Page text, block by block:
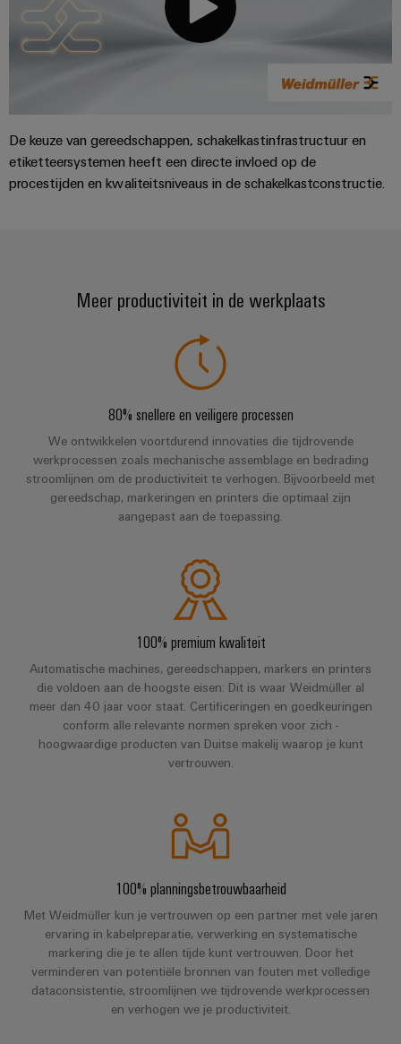
De keuze van gereedschappen, schakelkastinfrastructuur en
etiketteersystemen heeft een directe invloed op de
procestijden en kwaliteitsniveaus in de schakelkastconstructie.
Meer productiviteit in de werkplaats
80% snellere en veiligere processen
We ontwikkelen voortdurend innovaties die tijdrovende
werkprocessen zoals mechanische assemblage en bedrading
stroomlijnen om de productiviteit te verhogen. Bijvoorbeeld met
gereedschap, markeringen en printers die optimaal zijn
aangepast aan de toepassing.
100% premium kwaliteit
Automatische machines, gereedschappen, markers en printers
die voldoen aan de hoogste eisen: Dit is waar Weidmüller al
meer dan 40 jaar voor staat. Certificeringen en goedkeuringen
conform alle relevante normen spreken voor zich -
hoogwaardige producten van Duitse makelij waarop je kunt
vertrouwen.
100% planningsbetrouwbaarheid
Met Weidmüller kun je vertrouwen op een partner met vele jaren
ervaring in kabelpreparatie, verwerking en systematische
markering die je te allen tijde kunt vertrouwen. Door het
verminderen van potentiële bronnen van fouten met volledige
dataconsistentie, stroomlijnen we tijdrovende werkprocessen
en verhogen we je productiviteit.